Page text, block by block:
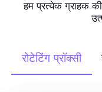
हम प्रत्येक ग्राहक
रोटेटिंग प्रॉक्सी